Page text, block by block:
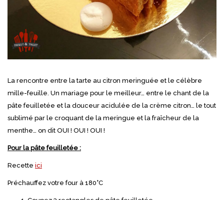
La rencontre entre la tarte au citron meringuée et le célèbre
mille-feuille. Un mariage pour le meilleur… entre le chant de la
pâte feuilletée et la douceur acidulée de la crème citron… le tout
sublimé par le croquant de la meringue et la fraîcheur de la
menthe… on dit OUI ! OUI ! OUI !
Pour la pâte feuilletée :
Recette ici
Préchauffez votre four à 180°C